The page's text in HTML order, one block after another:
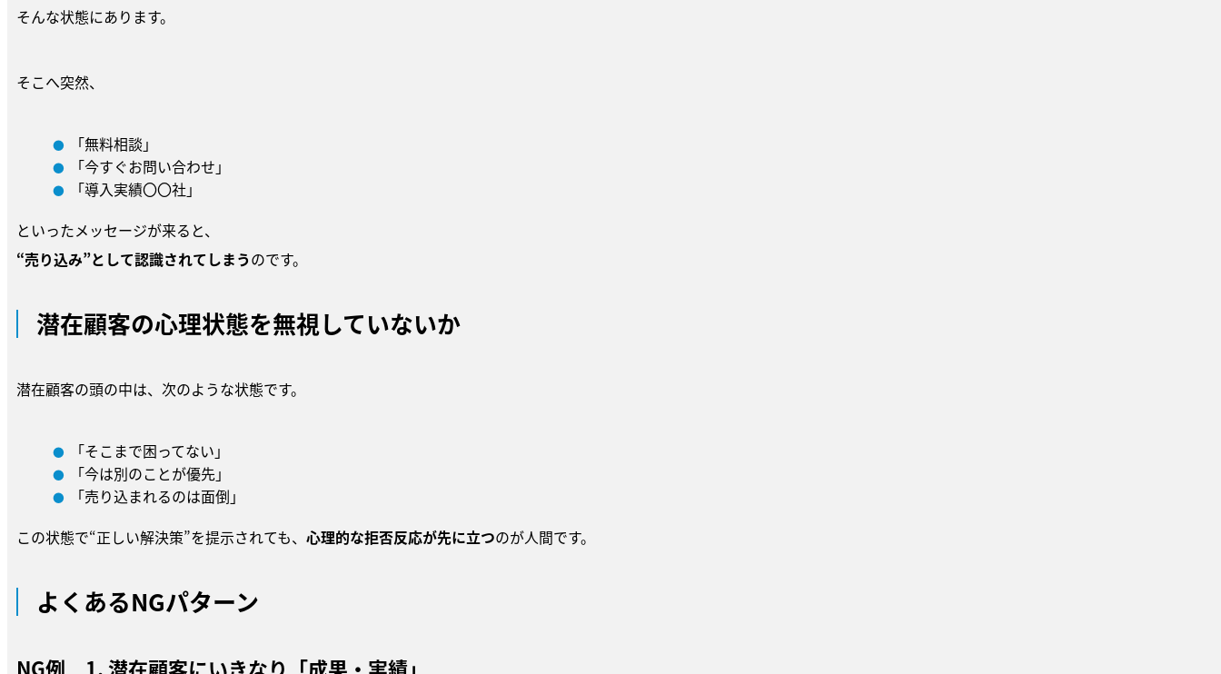
そんな状態にあります。
そこへ突然、
「無料相談」
「今すぐお問い合わせ」
「導入実績〇〇社」
といったメッセージが来ると、
“売り込み”として認識されてしまうのです。
潜在顧客の心理状態を無視していないか
潜在顧客の頭の中は、次のような状態です。
「そこまで困ってない」
「今は別のことが優先」
「売り込まれるのは面倒」
この状態で“正しい解決策”を提示されても、 心理的な拒否反応が先に立つのが人間です。
よくあるNGパターン
NG例 1. 潜在顧客にいきなり「成果・実績」